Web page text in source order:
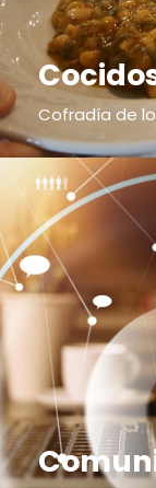
Cofradía de